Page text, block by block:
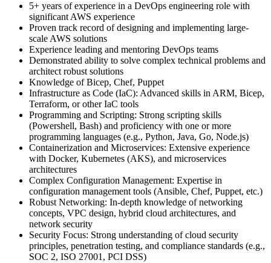
5+ years of experience in a DevOps engineering role with
significant AWS experience
Proven track record of designing and implementing large-
scale AWS solutions
Experience leading and mentoring DevOps teams
Demonstrated ability to solve complex technical problems and
architect robust solutions
Knowledge of Bicep, Chef, Puppet
Infrastructure as Code (IaC): Advanced skills in ARM, Bicep,
Terraform, or other IaC tools
Programming and Scripting: Strong scripting skills
(Powershell, Bash) and proficiency with one or more
programming languages (e.g., Python, Java, Go, Node.js)
Containerization and Microservices: Extensive experience
with Docker, Kubernetes (AKS), and microservices
architectures
Complex Configuration Management: Expertise in
configuration management tools (Ansible, Chef, Puppet, etc.)
Robust Networking: In-depth knowledge of networking
concepts, VPC design, hybrid cloud architectures, and
network security
Security Focus: Strong understanding of cloud security
principles, penetration testing, and compliance standards (e.g.,
SOC 2, ISO 27001, PCI DSS)